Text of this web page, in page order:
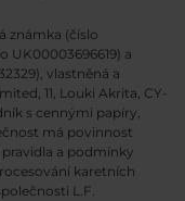
známka (číslo
UK00003696619) a
vlastněná a
11, Louki Akrita, CY-
s cennými papíry,
má povinnost
a podmínky
karetních
L.F.